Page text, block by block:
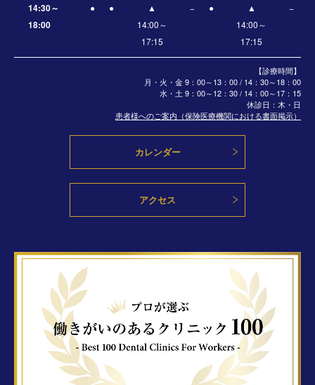
【診療時間】
月・火・金 9：00～13：00 / 14：30～18：00
水・土 9：00～12：30 / 14：00～17：15
休診日：木・日
患者様へのご案内（保険医療機関における書面掲示）
14:30～
18:00
● ●
▲
14:00～
17:15
− ●
▲
14:00～
17:15
−
カレンダー
アクセス